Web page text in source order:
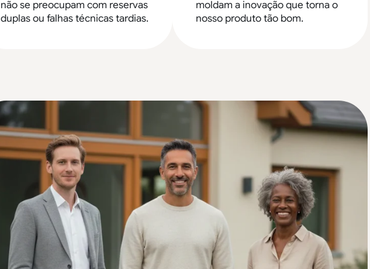
não se preocupam com reservas
duplas ou falhas técnicas tardias.
moldam a inovação que torna o
nosso produto tão bom.